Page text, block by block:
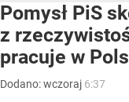
Pomysł PiS
z
pracuje w
Dodano:wczoraj 6:37